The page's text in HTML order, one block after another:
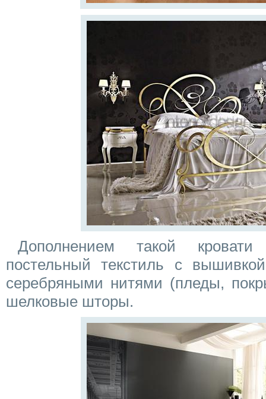
Дополнением такой кровати
постельный текстиль с
серебряными нитями (пледы,
шелковые шторы.